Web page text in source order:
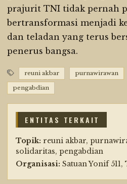
prajurit TNI tidak pernah
bertransformasi menjadi
dan teladan yang terus
penerus bangsa.
reuni akbar purnawirawan
pengabdian
ENTITAS TERKAIT
Topik: reuni akbar,
solidaritas, pengabdian
Organisasi: Satuan Yonif 511,